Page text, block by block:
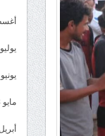
يوليو 2023
يونيو 2023
مايو 2023
أبريل 2023